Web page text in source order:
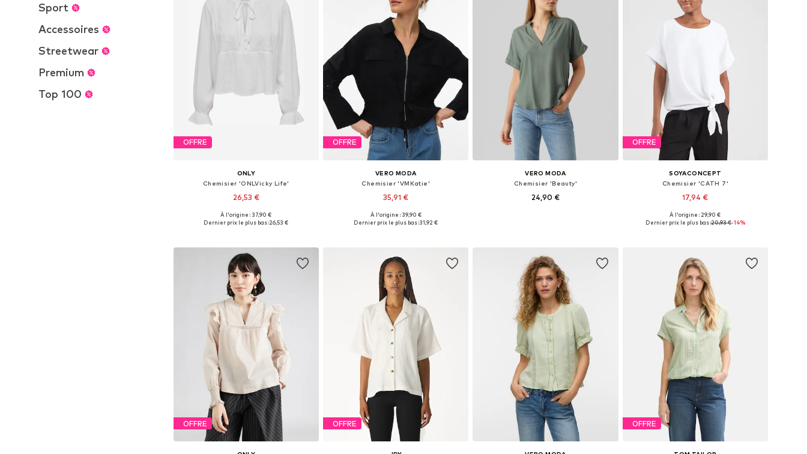
Sport
Accessoires
Streetwear
Premium
Top 100
OFFRE
ONLY
Chemisier 'ONLVicky Life'
26,53 €
Tailles disponibles: XS, S, M, L, XL
À l'origine : 37,90 €
Dernier prix le plus bas :26,53 €
OFFRE
VERO MODA
Chemisier 'VMKatie'
35,91 €
Tailles disponibles: XS, S, M, L, XL
À l'origine : 39,90 €
Dernier prix le plus bas :31,92 €
VERO MODA
Chemisier 'Beauty'
24,90 €
OFFRE
SOYACONCEPT
Chemisier 'CATH 7'
17,94 €
Tailles disponibles: XS, S, L
À l'origine : 29,90 €
Dernier prix le plus bas :20,93 €-14%
OFFRE OFFRE OFFRE